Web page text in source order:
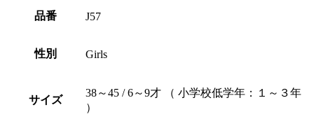
品番 J57
性別 Girls
サイズ
38～45 / 6～9才 （ 小学校低学年：１～３年
）